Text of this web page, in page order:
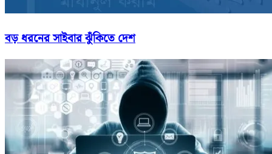
বড় ধরনের সাইবার ঝুঁকিতে দেশ